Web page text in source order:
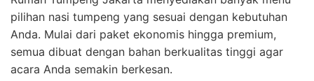
pilihan nasi tumpeng yang sesuai dengan kebutuhan
Anda. Mulai dari paket ekonomis hingga premium,
semua dibuat dengan bahan berkualitas tinggi agar
acara Anda semakin berkesan.